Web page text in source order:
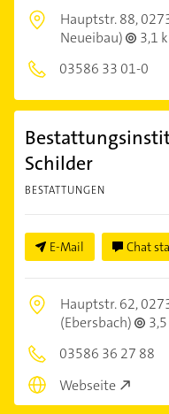
Hauptstr. 88,
Neueibau)
3,1
03586 33 01-0
Schilder
BESTATTUNGEN
E-Mail Chat
Hauptstr. 62,
(Ebersbach)
03586 36 27 88
Webseite